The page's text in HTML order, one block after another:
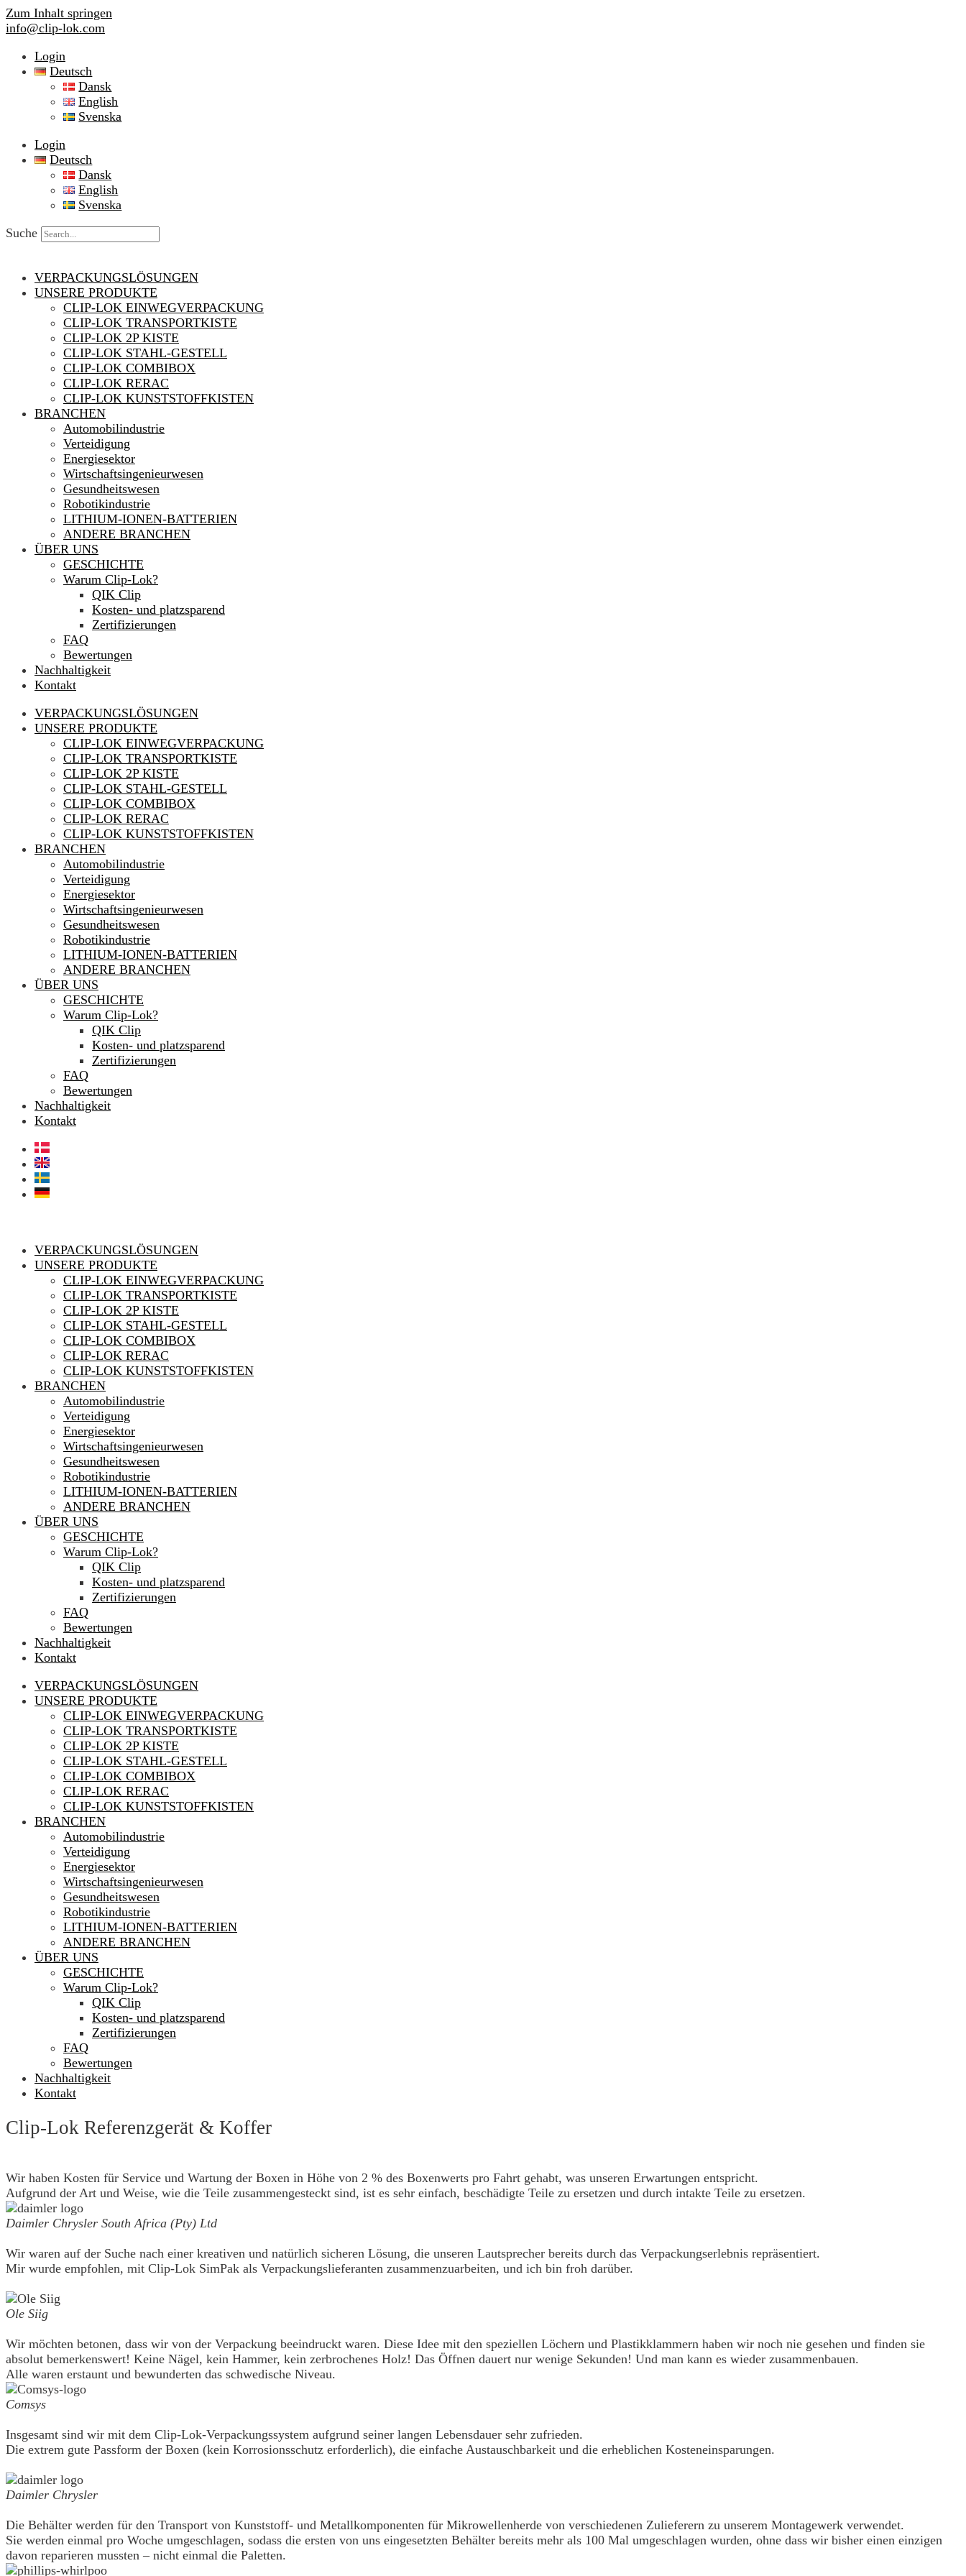
Zum Inhalt springen
info@clip-lok.com
Login
Deutsch
Dansk
English
Svenska
Login
Deutsch
Dansk
English
Svenska
Suche
VERPACKUNGSLÖSUNGEN
UNSERE PRODUKTE
CLIP-LOK EINWEGVERPACKUNG
CLIP-LOK TRANSPORTKISTE
CLIP-LOK 2P KISTE
CLIP-LOK STAHL-GESTELL
CLIP-LOK COMBIBOX
CLIP-LOK RERAC
CLIP-LOK KUNSTSTOFFKISTEN
BRANCHEN
Automobilindustrie
Verteidigung
Energiesektor
Wirtschaftsingenieurwesen
Gesundheitswesen
Robotikindustrie
LITHIUM-IONEN-BATTERIEN
ANDERE BRANCHEN
ÜBER UNS
GESCHICHTE
Warum Clip-Lok?
QIK Clip
Kosten- und platzsparend
Zertifizierungen
FAQ
Bewertungen
Nachhaltigkeit
Kontakt
VERPACKUNGSLÖSUNGEN
UNSERE PRODUKTE
CLIP-LOK EINWEGVERPACKUNG
CLIP-LOK TRANSPORTKISTE
CLIP-LOK 2P KISTE
CLIP-LOK STAHL-GESTELL
CLIP-LOK COMBIBOX
CLIP-LOK RERAC
CLIP-LOK KUNSTSTOFFKISTEN
BRANCHEN
Automobilindustrie
Verteidigung
Energiesektor
Wirtschaftsingenieurwesen
Gesundheitswesen
Robotikindustrie
LITHIUM-IONEN-BATTERIEN
ANDERE BRANCHEN
ÜBER UNS
GESCHICHTE
Warum Clip-Lok?
QIK Clip
Kosten- und platzsparend
Zertifizierungen
FAQ
Bewertungen
Nachhaltigkeit
Kontakt
VERPACKUNGSLÖSUNGEN
UNSERE PRODUKTE
CLIP-LOK EINWEGVERPACKUNG
CLIP-LOK TRANSPORTKISTE
CLIP-LOK 2P KISTE
CLIP-LOK STAHL-GESTELL
CLIP-LOK COMBIBOX
CLIP-LOK RERAC
CLIP-LOK KUNSTSTOFFKISTEN
BRANCHEN
Automobilindustrie
Verteidigung
Energiesektor
Wirtschaftsingenieurwesen
Gesundheitswesen
Robotikindustrie
LITHIUM-IONEN-BATTERIEN
ANDERE BRANCHEN
ÜBER UNS
GESCHICHTE
Warum Clip-Lok?
QIK Clip
Kosten- und platzsparend
Zertifizierungen
FAQ
Bewertungen
Nachhaltigkeit
Kontakt
VERPACKUNGSLÖSUNGEN
UNSERE PRODUKTE
CLIP-LOK EINWEGVERPACKUNG
CLIP-LOK TRANSPORTKISTE
CLIP-LOK 2P KISTE
CLIP-LOK STAHL-GESTELL
CLIP-LOK COMBIBOX
CLIP-LOK RERAC
CLIP-LOK KUNSTSTOFFKISTEN
BRANCHEN
Automobilindustrie
Verteidigung
Energiesektor
Wirtschaftsingenieurwesen
Gesundheitswesen
Robotikindustrie
LITHIUM-IONEN-BATTERIEN
ANDERE BRANCHEN
ÜBER UNS
GESCHICHTE
Warum Clip-Lok?
QIK Clip
Kosten- und platzsparend
Zertifizierungen
FAQ
Bewertungen
Nachhaltigkeit
Kontakt
Clip-Lok Referenzgerät & Koffer
Wir haben Kosten für Service und Wartung der Boxen in Höhe von 2 % des Boxenwerts pro Fahrt gehabt, was unseren Erwartungen entspricht.
Aufgrund der Art und Weise, wie die Teile zusammengesteckt sind, ist es sehr einfach, beschädigte Teile zu ersetzen und durch intakte Teile zu ersetzen.
Daimler Chrysler South Africa (Pty) Ltd
Wir waren auf der Suche nach einer kreativen und natürlich sicheren Lösung, die unseren Lautsprecher bereits durch das Verpackungserlebnis repräsentiert.
Mir wurde empfohlen, mit Clip-Lok SimPak als Verpackungslieferanten zusammenzuarbeiten, und ich bin froh darüber.
Ole Siig
Wir möchten betonen, dass wir von der Verpackung beeindruckt waren. Diese Idee mit den speziellen Löchern und Plastikklammern haben wir noch nie gesehen und finden sie
absolut bemerkenswert! Keine Nägel, kein Hammer, kein zerbrochenes Holz! Das Öffnen dauert nur wenige Sekunden! Und man kann es wieder zusammenbauen.
Alle waren erstaunt und bewunderten das schwedische Niveau.
Comsys
Insgesamt sind wir mit dem Clip-Lok-Verpackungssystem aufgrund seiner langen Lebensdauer sehr zufrieden.
Die extrem gute Passform der Boxen (kein Korrosionsschutz erforderlich), die einfache Austauschbarkeit und die erheblichen Kosteneinsparungen.
Daimler Chrysler
Die Behälter werden für den Transport von Kunststoff- und Metallkomponenten für Mikrowellenherde von verschiedenen Zulieferern zu unserem Montagewerk verwendet.
Sie werden einmal pro Woche umgeschlagen, sodass die ersten von uns eingesetzten Behälter bereits mehr als 100 Mal umgeschlagen wurden, ohne dass wir bisher einen einzigen
davon reparieren mussten – nicht einmal die Paletten.